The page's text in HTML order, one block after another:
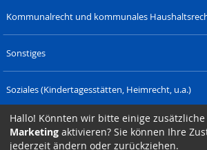
Kommunalrecht und kommunales
Sonstiges
Soziales (Kindertagesstätten, Heimrecht, u.a.)
Verwaltungsrecht (Polizeirecht u.a.)
Hallo! Könnten wir bitte einige
Marketing aktivieren? Sie können Ihre
jederzeit ändern oder zurückziehen.